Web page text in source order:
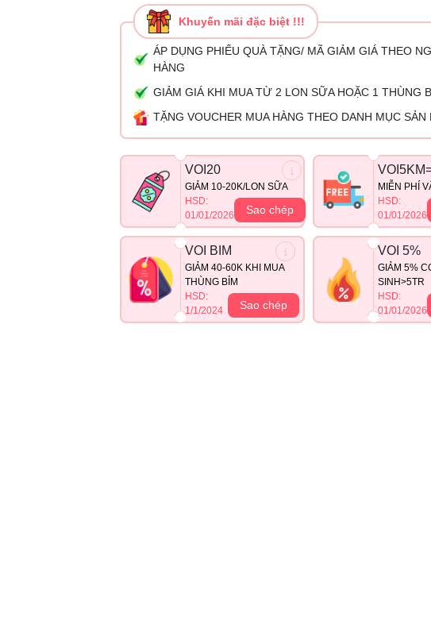
Khuyến mãi đặc biệt !!!
ÁP DỤNG PHIẾU QUÀ TẶNG/ MÃ GIẢM GIÁ THEO
HÀNG
GIẢM GIÁ KHI MUA TỪ 2 LON SỮA HOẶC 1 THÙNG
TẶNG VOUCHER MUA HÀNG THEO DANH MỤC SẢN
VOI20
GIẢM 10-20K/LON SỮA
HSD:
01/01/2026
Sao chép
MIỄN PHÍ
HSD:
01/01/2026
VOI BIM
GIẢM 40-60K KHI MUA
THÙNG BỈM
HSD:
1/1/2024
Sao chép
VOI 5%
GIẢM 5%
SINH>5TR
HSD:
01/01/2026